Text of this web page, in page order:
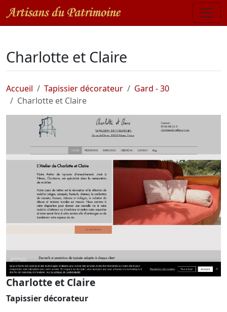
Charlotte et Claire
Accueil Tapissier décorateur
Gard - 30
Charlotte et Claire
Charlotte et Claire
Tapissier décorateur